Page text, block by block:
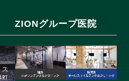
ZIONグループ医院